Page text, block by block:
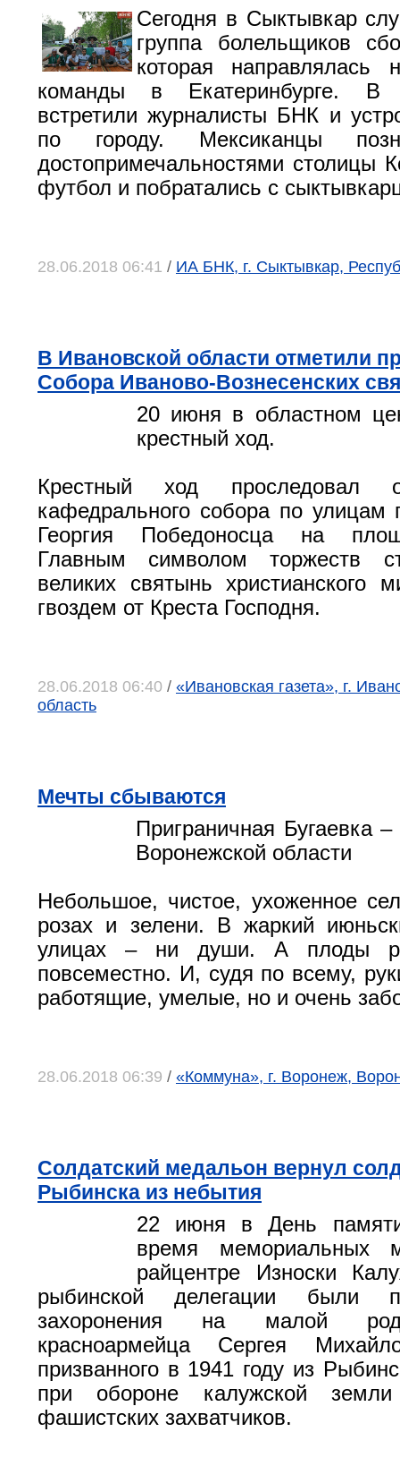
Сегодня в Сыктывкар
группа болельщиков
которая направлялась
команды в Екатеринбурге. В
встретили журналисты БНК и
по городу. Мексиканцы
достопримечальностями столицы
футбол и побратались с
28.06.2018 06:41 / ИА БНК, г. Сыктывкар,
В Ивановской области отметили
Собора Иваново-Вознесенских
20 июня в областном
крестный ход.
Крестный ход проследовал
кафедрального собора по улицам
Георгия Победоносца на
Главным символом торжеств
великих святынь христианского
гвоздем от Креста Господня.
28.06.2018 06:40 / «Ивановская газета», г.
область
Мечты сбываются
Приграничная Бугаевка
Воронежской области
Небольшое, чистое, ухоженное
розах и зелени. В жаркий
улицах – ни души. А плоды
повсеместно. И, судя по всему,
работящие, умелые, но и очень
28.06.2018 06:39 / «Коммуна», г. Воронеж,
Солдатский медальон вернул
Рыбинска из небытия
22 июня в День
время мемориальных
райцентре Износки
рыбинской делегации были
захоронения на малой
красноармейца Сергея
призванного в 1941 году из
при обороне калужской
фашистских захватчиков.